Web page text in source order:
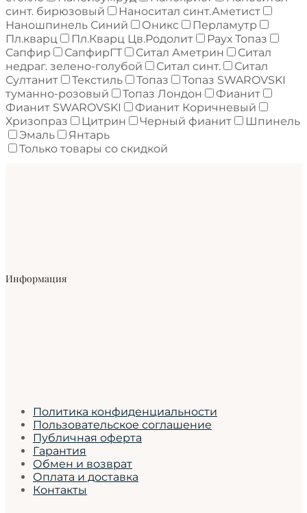
синт. бирюзовый
Наноситал синт.Аметист
Наношпинель Синий
Оникс
Перламутр
Пл.кварц
Пл.Кварц Цв.Родолит
Раух Топаз
Сапфир
СапфирГТ Ситал Аметрин
Ситал
недраг. зелено-голубой
Ситал синт.
Ситал
Султанит
Текстиль Топаз
Топаз SWAROVSKI
туманно-розовый
Топаз Лондон
Фианит
Фианит SWAROVSKI
Фианит Коричневый
Хризопраз
Цитрин Черный фианит
Шпинель
Эмаль
Янтарь
Только товары со скидкой
Информация
Политика конфиденциальности
Пользовательское соглашение
Публичная оферта
Гарантия
Обмен и возврат
Оплата и доставка
Контакты